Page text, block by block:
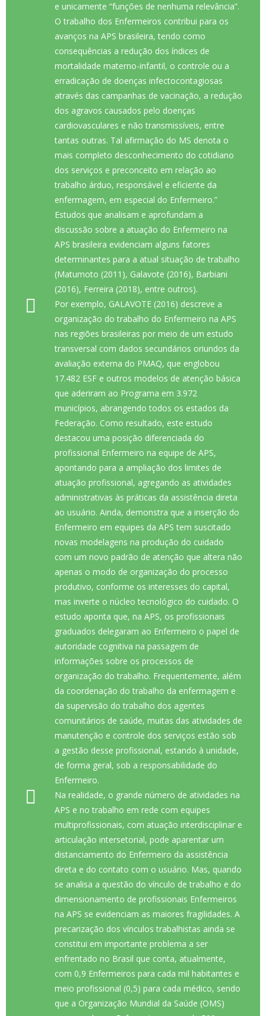
e unicamente “funções de nenhuma relevância”.
O trabalho dos Enfermeiros contribui para os
avanços na APS brasileira, tendo como
consequências a redução dos índices de
mortalidade materno-infantil, o controle ou a
erradicação de doenças infectocontagiosas
através das campanhas de vacinação, a redução
dos agravos causados pelo doenças
cardiovasculares e não transmissíveis, entre
tantas outras. Tal afirmação do MS denota o
mais completo desconhecimento do cotidiano
dos serviços e preconceito em relação ao
trabalho árduo, responsável e eficiente da
enfermagem, em especial do Enfermeiro.”
Estudos que analisam e aprofundam a
discussão sobre a atuação do Enfermeiro na
APS brasileira evidenciam alguns fatores
determinantes para a atual situação de trabalho
(Matumoto (2011), Galavote (2016), Barbiani
(2016), Ferreira (2018), entre outros).
Por exemplo, GALAVOTE (2016) descreve a
organização do trabalho do Enfermeiro na APS
nas regiões brasileiras por meio de um estudo
transversal com dados secundários oriundos da
avaliação externa do PMAQ, que englobou
17.482 ESF e outros modelos de atenção básica
que aderiram ao Programa em 3.972
municípios, abrangendo todos os estados da
Federação. Como resultado, este estudo
destacou uma posição diferenciada do
profissional Enfermeiro na equipe de APS,
apontando para a ampliação dos limites de
atuação profissional, agregando as atividades
administrativas às práticas da assistência direta
ao usuário. Ainda, demonstra que a inserção do
Enfermeiro em equipes da APS tem suscitado
novas modelagens na produção do cuidado
com um novo padrão de atenção que altera não
apenas o modo de organização do processo
produtivo, conforme os interesses do capital,
mas inverte o núcleo tecnológico do cuidado. O
estudo aponta que, na APS, os profissionais
graduados delegaram ao Enfermeiro o papel de
autoridade cognitiva na passagem de
informações sobre os processos de
organização do trabalho. Frequentemente, além
da coordenação do trabalho da enfermagem e
da supervisão do trabalho dos agentes
comunitários de saúde, muitas das atividades de
manutenção e controle dos serviços estão sob
a gestão desse profissional, estando à unidade,
de forma geral, sob a responsabilidade do
Enfermeiro.
Na realidade, o grande número de atividades na
APS e no trabalho em rede com equipes
multiprofissionais, com atuação interdisciplinar e
articulação intersetorial, pode aparentar um
distanciamento do Enfermeiro da assistência
direta e do contato com o usuário. Mas, quando
se analisa a questão do vínculo de trabalho e do
dimensionamento de profissionais Enfermeiros
na APS se evidenciam as maiores fragilidades. A
precarização dos vínculos trabalhistas ainda se
constitui em importante problema a ser
enfrentado no Brasil que conta, atualmente,
com 0,9 Enfermeiros para cada mil habitantes e
meio profissional (0,5) para cada médico, sendo
que a Organização Mundial da Saúde (OMS)